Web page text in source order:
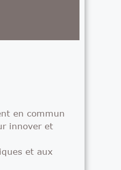
en commun
innover et
et aux